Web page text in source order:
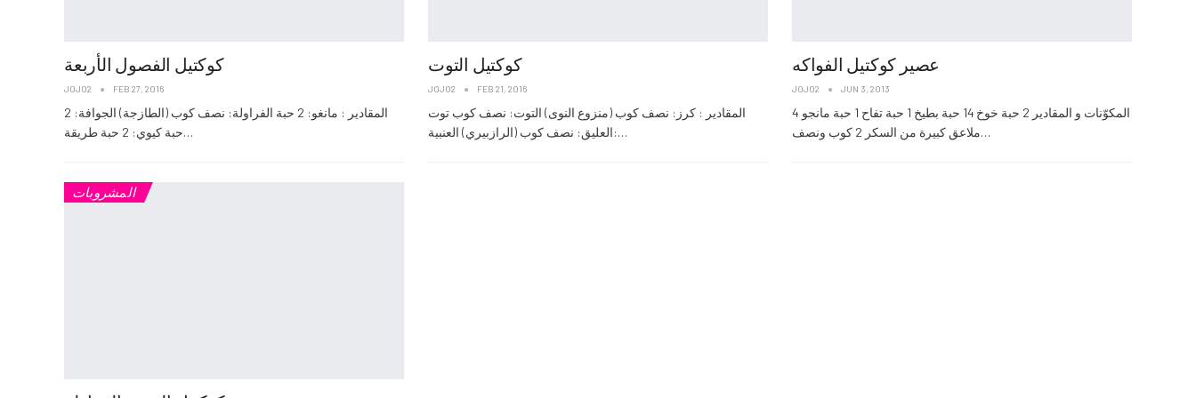
كوكتيل الفصول الأربعة
JOJO2 FEB 27, 2016
المقادير : مانغو: 2 حبة الفراولة: نصف كوب (الطازجة) الجوافة: 2
حبة كيوي: 2 حبة طريقة…
كوكتيل التوت
JOJO2 FEB 21, 2016
المقادير : كرز: نصف كوب (منزوع النوى) التوت: نصف كوب توت
العليق: نصف كوب (الرازبيري) العنبية:…
عصير كوكتيل الفواكه
JOJO2 JUN 3, 2013
المكوّنات و المقادير 2 حبة خوخ 14 حبة بطيخ 1 حبة تفاح 1 حبة مانجو 4
ملاعق كبيرة من السكر 2 كوب ونصف…
المشروبات